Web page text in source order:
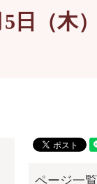
日（木